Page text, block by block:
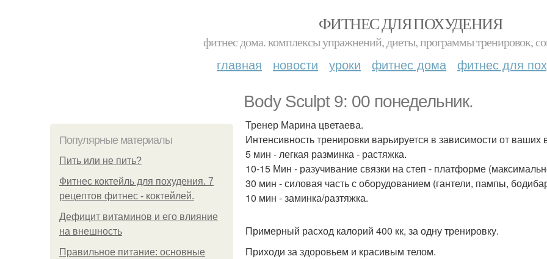
ФИТНЕС ДЛЯ ПОХУДЕНИЯ
фитнес дома. комплексы упражнений, диеты, программы тренировок,
главная новости уроки фитнес дома фитнес для
Body Sculpt 9: 00 понедельник.
Популярные материалы
Пить или не пить?
Фитнес коктейль для похудения. 7
рецептов фитнес - коктейлей.
Дефицит витаминов и его влияние
на внешность
Правильное питание: основные
Тренер Марина цветаева.
Интенсивность тренировки варьируется в зависимости от ваших
5 мин - легкая разминка - растяжка.
10-15 Мин - разучивание связки на степ - платформе
30 мин - силовая часть с оборудованием (гантели, пампы,
10 мин - заминка/разтяжка.
Примерный расход калорий 400 кк, за одну тренировку.
Приходи за здоровьем и красивым телом.